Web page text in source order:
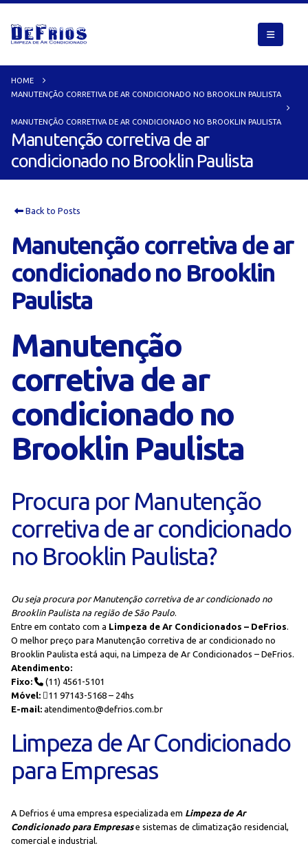
HOME
MANUTENÇÃO CORRETIVA DE AR CONDICIONADO NO BROOKLIN PAULISTA
MANUTENÇÃO CORRETIVA DE AR CONDICIONADO NO BROOKLIN PAULISTA
Manutenção corretiva de ar
condicionado no Brooklin Paulista
Back to Posts
Manutenção corretiva de ar
condicionado no Brooklin
Paulista
Manutenção
corretiva de ar
condicionado no
Brooklin Paulista
Procura por Manutenção
corretiva de ar condicionado
no Brooklin Paulista?
Ou seja procura por Manutenção corretiva de ar condicionado no
Brooklin Paulista na região de São Paulo.
Entre em contato com a Limpeza de Ar Condicionados – DeFrios.
O melhor preço para Manutenção corretiva de ar condicionado no
Brooklin Paulista está aqui, na Limpeza de Ar Condicionados – DeFrios.
Atendimento:
Fixo:
(11) 4561-5101
Móvel:
11 97143-5168 – 24hs
E-mail: atendimento@defrios.com.br
Limpeza de Ar Condicionado
para Empresas
A Defrios é uma empresa especializada em Limpeza de Ar
Condicionado para Empresase sistemas de climatização residencial,
comercial e industrial.